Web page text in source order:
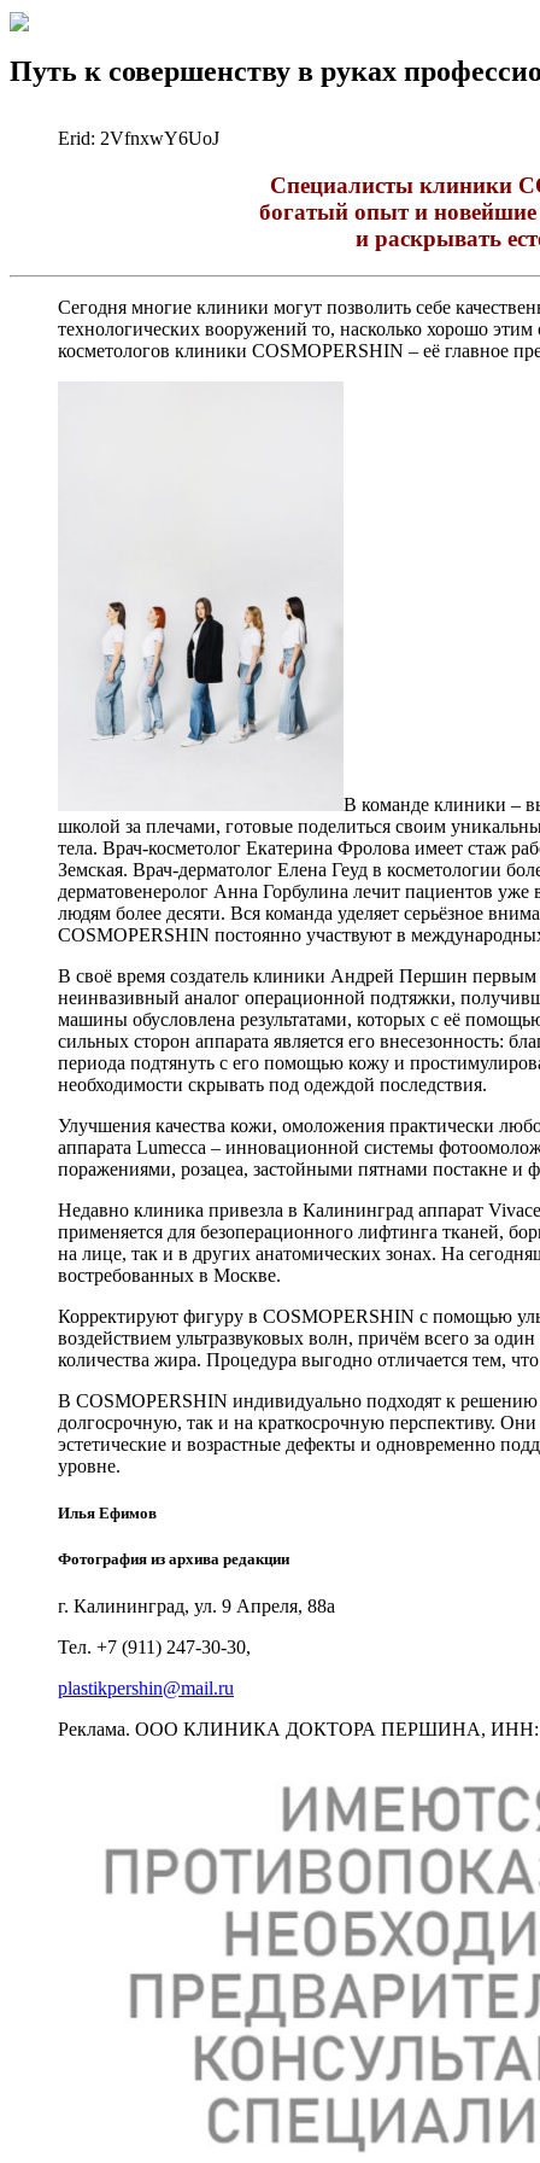
Путь к совершенству в руках
Erid: 2VfnxwY6UoJ
Специалисты клиники
богатый опыт и новейшие
и раскрывать
Сегодня многие клиники могут позволить себе
технологических вооружений то, насколько хорошо
косметологов клиники COSMOPERSHIN – её главное
В команде клиники –
школой за плечами, готовые поделиться своим
тела. Врач-косметолог Екатерина Фролова имеет стаж
Земская. Врач-дерматолог Елена Геуд в косметологии
дерматовенеролог Анна Горбулина лечит пациентов
людям более десяти. Вся команда уделяет серьёзное
COSMOPERSHIN постоянно участвуют в
В своё время создатель клиники Андрей Першин
неинвазивный аналог операционной подтяжки,
машины обусловлена результатами, которых с её
сильных сторон аппарата является его внесезонность:
периода подтянуть с его помощью кожу и
необходимости скрывать под одеждой последствия.
Улучшения качества кожи, омоложения практически
аппарата Lumecca – инновационной системы
поражениями, розацеа, застойными пятнами постакне и
Недавно клиника привезла в Калининград аппарат
применяется для безоперационного лифтинга тканей,
на лице, так и в других анатомических зонах. На
востребованных в Москве.
Корректируют фигуру в COSMOPERSHIN с помощью
воздействием ультразвуковых волн, причём всего за
количества жира. Процедура выгодно отличается тем,
В COSMOPERSHIN индивидуально подходят к
долгосрочную, так и на краткосрочную перспективу.
эстетические и возрастные дефекты и одновременно
уровне.
Илья Ефимов
Фотография из архива редакции
г. Калининград, ул. 9 Апреля, 88а
Тел. +7 (911) 247-30-30,
plastikpershin@mail.ru
Реклама. ООО КЛИНИКА ДОКТОРА ПЕРШИНА, ИНН: